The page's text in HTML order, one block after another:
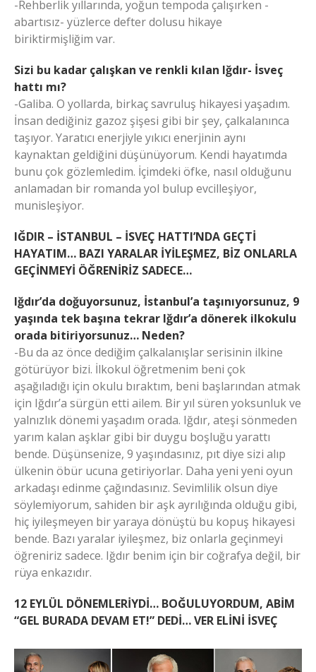
-Rehberlik yıllarında, yoğun tempoda çalışırken -
abartısız- yüzlerce defter dolusu hikaye
biriktirmişliğim var.
Sizi bu kadar çalışkan ve renkli kılan Iğdır- İsveç
hattı mı?
-Galiba. O yollarda, birkaç savruluş hikayesi yaşadım.
İnsan dediğiniz gazoz şişesi gibi bir şey, çalkalanınca
taşıyor. Yaratıcı enerjiyle yıkıcı enerjinin aynı
kaynaktan geldiğini düşünüyorum. Kendi hayatımda
bunu çok gözlemledim. İçimdeki öfke, nasıl olduğunu
anlamadan bir romanda yol bulup evcilleşiyor,
munisleşiyor.
IĞDIR – İSTANBUL – İSVEÇ HATTI’NDA GEÇTİ
HAYATIM… BAZI YARALAR İYİLEŞMEZ, BİZ ONLARLA
GEÇİNMEYİ ÖĞRENİRİZ SADECE…
Iğdır’da doğuyorsunuz, İstanbul’a taşınıyorsunuz, 9
yaşında tek başına tekrar Iğdır’a dönerek ilkokulu
orada bitiriyorsunuz… Neden?
-Bu da az önce dediğim çalkalanışlar serisinin ilkine
götürüyor bizi. İlkokul öğretmenim beni çok
aşağıladığı için okulu bıraktım, beni başlarından atmak
için Iğdır’a sürgün etti ailem. Bir yıl süren yoksunluk ve
yalnızlık dönemi yaşadım orada. Iğdır, ateşi sönmeden
yarım kalan aşklar gibi bir duygu boşluğu yarattı
bende. Düşünsenize, 9 yaşındasınız, pıt diye sizi alıp
ülkenin öbür ucuna getiriyorlar. Daha yeni yeni oyun
arkadaşı edinme çağındasınız. Sevimlilik olsun diye
söylemiyorum, sahiden bir aşk ayrılığında olduğu gibi,
hiç iyileşmeyen bir yaraya dönüştü bu kopuş hikayesi
bende. Bazı yaralar iyileşmez, biz onlarla geçinmeyi
öğreniriz sadece. Iğdır benim için bir coğrafya değil, bir
rüya enkazıdır.
12 EYLÜL DÖNEMLERİYDİ… BOĞULUYORDUM, ABİM
“GEL BURADA DEVAM ET!” DEDİ… VER ELİNİ İSVEÇ